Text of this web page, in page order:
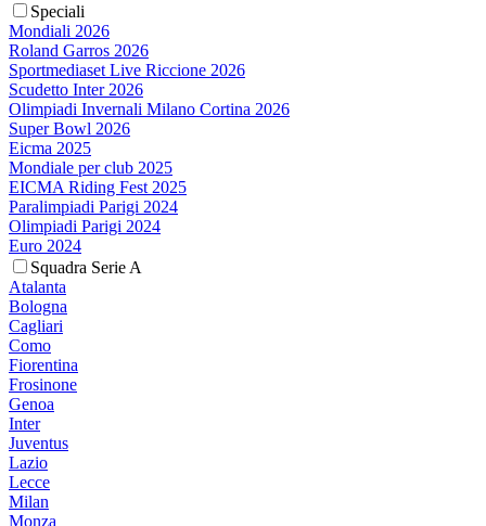
Speciali
Mondiali 2026
Roland Garros 2026
Sportmediaset Live Riccione 2026
Scudetto Inter 2026
Olimpiadi Invernali Milano Cortina 2026
Super Bowl 2026
Eicma 2025
Mondiale per club 2025
EICMA Riding Fest 2025
Paralimpiadi Parigi 2024
Olimpiadi Parigi 2024
Euro 2024
Squadra Serie A
Atalanta
Bologna
Cagliari
Como
Fiorentina
Frosinone
Genoa
Inter
Juventus
Lazio
Lecce
Milan
Monza